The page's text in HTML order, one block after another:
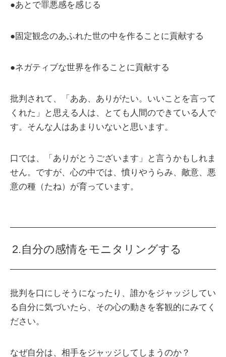
●あとで罪悪感を感じる
●固定観念のあふれた世の中を作ることに貢献する
●ネガティブな世界を作ることに貢献する
批判されて、「ああ、ありがたい。いいことを言って
くれた」と思える人は、とても人間のできている人で
す。そんな人はあまりいないと思います。
口では、「ありがとうございます」と言うかもしれま
せん。ですが、心の中では、憤りやうらみ、敵意、悪
意の種（たね）が育っています。
2.自分の感情をモニタリングする
批判を口にしそうになったり、誰かをジャッジしてい
る自分に気づいたら、その心の動きを客観的にみてく
ださい。
なぜ自分は、相手をジャッジしてしまうのか？